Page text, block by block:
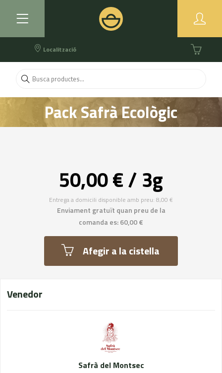
Localització
Pack Safrà Ecològic
50,00 € / 3g
Entrega a domicili disponible amb preu: 8,00 €
Enviament gratuït quan preu de la
comanda es: 60,00 €
Afegir a la cistella
Venedor
Safrà del Montsec